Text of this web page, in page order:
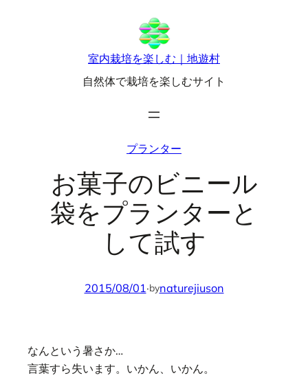
室内栽培を楽しむ｜地遊村
自然体で栽培を楽しむサイト
プランター
お菓子のビニール
袋をプランターと
して試す
2015/08/01·bynaturejiuson
なんという暑さか…
言葉すら失います。いかん、いかん。